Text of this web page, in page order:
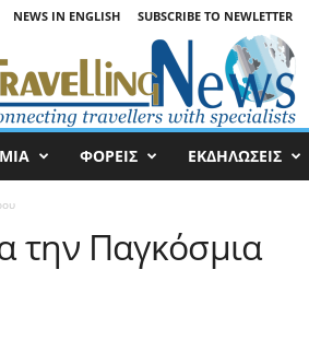
NEWS IN ENGLISH SUBSCRIBE TO NEWLETTER
ΦΟΡΕΙΣ ΕΚΔΗΛΩΣΕΙΣ
την Παγκόσμια